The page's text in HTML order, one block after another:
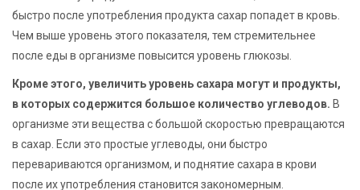
быстро после употребления продукта сахар попадет в кровь.
Чем выше уровень этого показателя, тем стремительнее
после еды в организме повысится уровень глюкозы.
Кроме этого, увеличить уровень сахара могут и продукты,
в которых содержится большое количество углеводов. В
организме эти вещества с большой скоростью превращаются
в сахар. Если это простые углеводы, они быстро
перевариваются организмом, и поднятие сахара в крови
после их употребления становится закономерным.